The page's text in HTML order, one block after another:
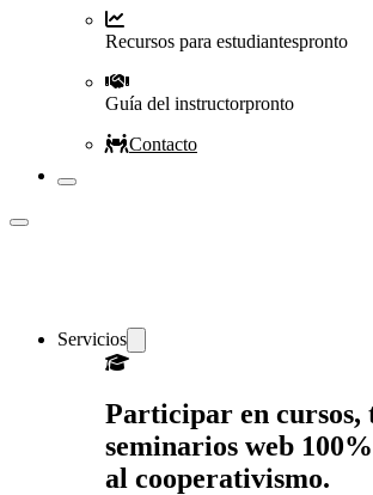
Recursos para estudiantespronto
Guía del instructorpronto
Contacto
Servicios
Participar en cursos,
seminarios web
al cooperativismo.